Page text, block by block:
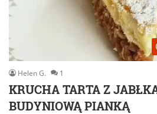
Helen G. 1
KRUCHA TARTA Z
BUDYNIOWĄ PIANKĄ